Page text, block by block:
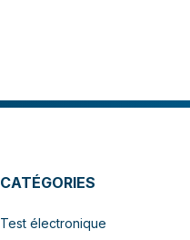
CATÉGORIES
Test électronique